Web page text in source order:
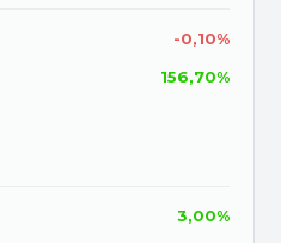
BTG Pactual, com uma
-0,10%
156,70%
3,00%